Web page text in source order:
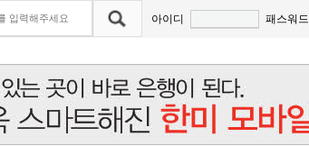
아이디 패스워드